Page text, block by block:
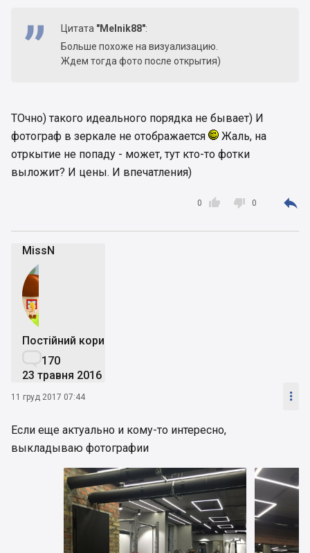
Цитата "Melnik88":
Больше похоже на визуализацию.
Ждем тогда фото после открытия)
ТОчно) такого идеального порядка не бывает) И
фотограф в зеркале не отображается
Жаль, на
отркытие не попаду - может, тут кто-то фотки
выложит? И цены. И впечатления)

0  0 
MissN
Постійний користувач
170
23 травня 2016
11 груд 2017 07:44 
Если еще актуально и кому-то интересно,
выкладываю фотографии